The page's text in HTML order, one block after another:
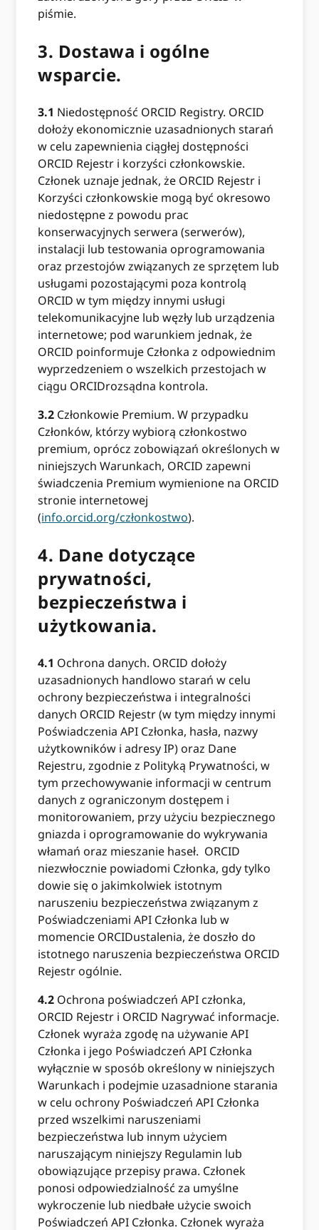
piśmie.
3. Dostawa i ogólne
wsparcie.
3.1 Niedostępność ORCID Registry. ORCID
dołoży ekonomicznie uzasadnionych starań
w celu zapewnienia ciągłej dostępności
ORCID Rejestr i korzyści członkowskie.
Członek uznaje jednak, że ORCID Rejestr i
Korzyści członkowskie mogą być okresowo
niedostępne z powodu prac
konserwacyjnych serwera (serwerów),
instalacji lub testowania oprogramowania
oraz przestojów związanych ze sprzętem lub
usługami pozostającymi poza kontrolą
ORCID w tym między innymi usługi
telekomunikacyjne lub węzły lub urządzenia
internetowe; pod warunkiem jednak, że
ORCID poinformuje Członka z odpowiednim
wyprzedzeniem o wszelkich przestojach w
ciągu ORCIDrozsądna kontrola.
3.2 Członkowie Premium. W przypadku
Członków, którzy wybiorą członkostwo
premium, oprócz zobowiązań określonych w
niniejszych Warunkach, ORCID zapewni
świadczenia Premium wymienione na ORCID
stronie internetowej
(info.orcid.org/członkostwo).
4. Dane dotyczące
prywatności,
bezpieczeństwa i
użytkowania.
4.1 Ochrona danych. ORCID dołoży
uzasadnionych handlowo starań w celu
ochrony bezpieczeństwa i integralności
danych ORCID Rejestr (w tym między innymi
Poświadczenia API Członka, hasła, nazwy
użytkowników i adresy IP) oraz Dane
Rejestru, zgodnie z Polityką Prywatności, w
tym przechowywanie informacji w centrum
danych z ograniczonym dostępem i
monitorowaniem, przy użyciu bezpiecznego
gniazda i oprogramowanie do wykrywania
włamań oraz mieszanie haseł. ORCID
niezwłocznie powiadomi Członka, gdy tylko
dowie się o jakimkolwiek istotnym
naruszeniu bezpieczeństwa związanym z
Poświadczeniami API Członka lub w
momencie ORCIDustalenia, że ​​doszło do
istotnego naruszenia bezpieczeństwa ORCID
Rejestr ogólnie.
4.2 Ochrona poświadczeń API członka,
ORCID Rejestr i ORCID Nagrywać informacje.
Członek wyraża zgodę na używanie API
Członka i jego Poświadczeń API Członka
wyłącznie w sposób określony w niniejszych
Warunkach i podejmie uzasadnione starania
w celu ochrony Poświadczeń API Członka
przed wszelkimi naruszeniami
bezpieczeństwa lub innym użyciem
naruszającym niniejszy Regulamin lub
obowiązujące przepisy prawa. Członek
ponosi odpowiedzialność za umyślne
wykroczenie lub niedbałe użycie swoich
Poświadczeń API Członka. Członek wyraża